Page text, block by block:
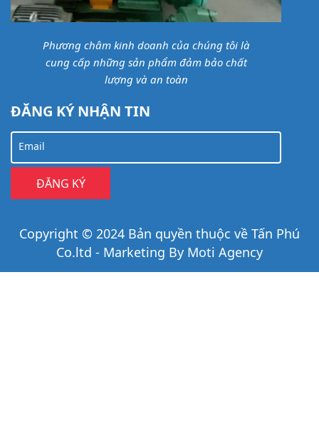
Phương châm kinh doanh của chúng tôi là
cung cấp những sản phẩm đảm bảo chất
lượng và an toàn
ĐĂNG KÝ NHẬN TIN
Email
Copyright © 2024 Bản quyền thuộc về Tấn Phú
Co.ltd - Marketing By Moti Agency